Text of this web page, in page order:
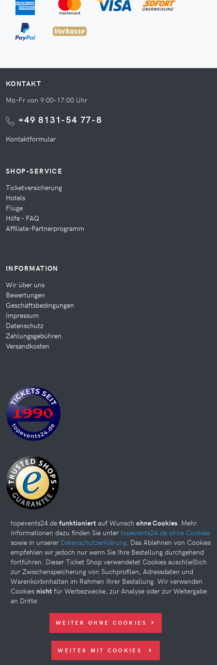
KONTAKT
Mo-Fr von 9:00-17:00 Uhr
+49 8131-54 77-8
Kontaktformular
SHOP-SERVICE
Ticketversicherung
Hotels
Flüge
Hilfe - FAQ
Affiliate-Partnerprogramm
INFORMATION
Wir über uns
Bewertungen
Geschäftsbedingungen
Impressum
Datenschutz
Zahlungsgebühren
Versandkosten
Diese Website kann Cookies verwenden. Bitte nehmen Sie weiter
unten Ihre Einstellungen vor.
© 2026 topevents24.de. All rights reserved.
topevents24.de funktioniert auf Wunsch ohne Cookies. Mehr
Informationen dazu finden Sie unter topevents24.de ohne Cookies
sowie in unserer Datenschutzerklärung. Das Ablehnen von Cookies
empfehlen wir jedoch nur wenn Sie Ihre Bestellung durchgehend
fortführen. Dieser Ticket Shop verwendetet Cookies auschließlich
zur Zwischenspeicherung von Suchprofilen, Adressdaten und
Warenkorbinhalten im Rahmen Ihrer Bestellung. Wir verwenden
Cookies nicht für Werbezwecke, zur Analyse oder zur Weitergabe
an Dritte.
WEITER OHNE COOKIES
WEITER MIT COOKIES